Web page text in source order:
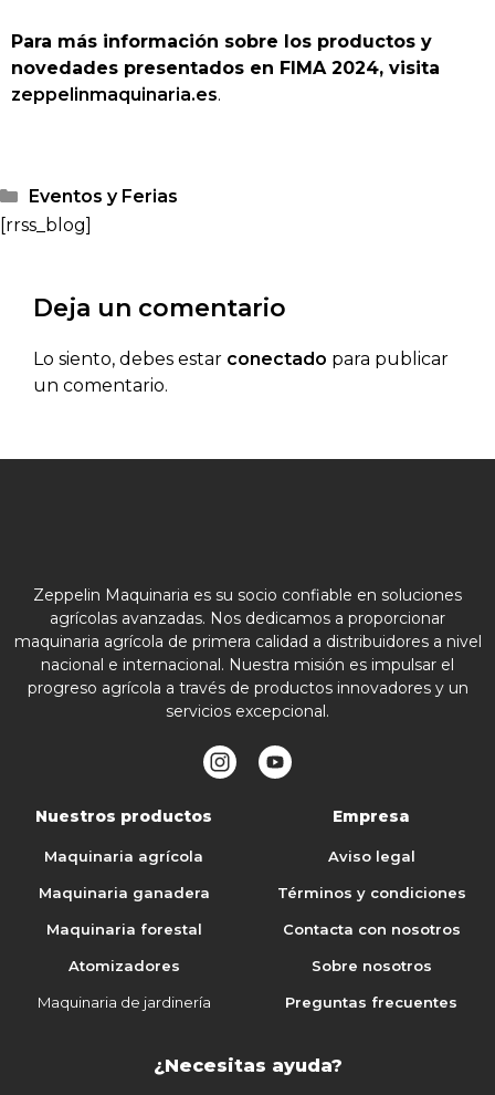
Para más información sobre los productos y
novedades presentados en FIMA 2024, visita
zeppelinmaquinaria.es.
Eventos y Ferias
[rrss_blog]
Deja un comentario
Lo siento, debes estar conectado para publicar
un comentario.
Zeppelin Maquinaria es su socio confiable en soluciones
agrícolas avanzadas. Nos dedicamos a proporcionar
maquinaria agrícola de primera calidad a distribuidores a nivel
nacional e internacional. Nuestra misión es impulsar el
progreso agrícola a través de productos innovadores y un
servicios excepcional.
Nuestros productos
Maquinaria agrícola
Maquinaria ganadera
Maquinaria forestal
Atomizadores
Maquinaria de jardinería
Empresa
Aviso legal
Términos y condiciones
Contacta con nosotros
Sobre nosotros
Preguntas frecuentes
¿Necesitas ayuda?